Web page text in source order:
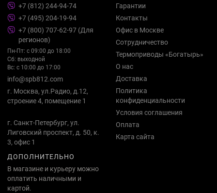
+7 (812) 244-94-74
+7 (495) 204-19-94
+7 (800) 707-62-97 (Для
регионов)
Пн-Пт: с 09:00 до 18:00
Сб: выходной
Вс: с 10:00 до 17:00
info@spb812.com
г. Москва, ул.Радио, д.12,
строение 4, помещение 1
г. Санкт-Петербург, ул.
Лиговский проспект, д. 50, к.
3, офис 1
Гарантии
Контакты
Офис в Москве
Сотрудничество
Термоприводы «Богатырь»
О нас
Доставка
Политика
конфиденциальности
Условия соглашения
Оплата
Карта сайта
ДОПОЛНИТЕЛЬНО
В магазине и курьеру можно
оплатить наличными и
картой.